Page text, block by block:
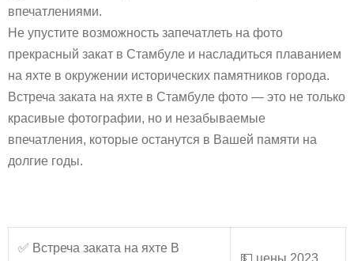
впечатлениями.
Не упустите возможность запечатлеть на фото
прекрасный закат в Стамбуле и насладиться плаванием
на яхте в окружении исторических памятников города.
Встреча заката на яхте в Стамбуле фото — это не только
красивые фотографии, но и незабываемые
впечатления, которые останутся в Вашей памяти на
долгие годы.
✅ Встреча заката на яхте В
💵 цены 2023